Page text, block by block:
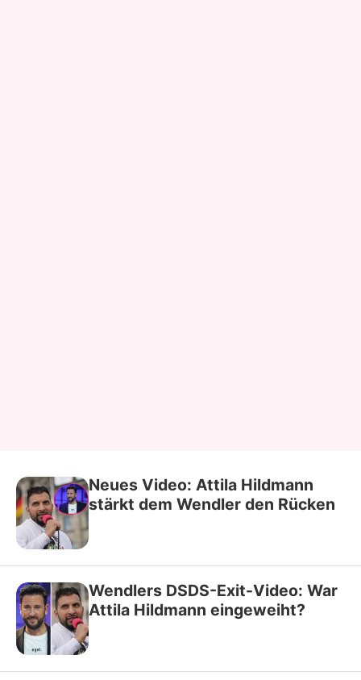
Neues Video: Attila Hildmann
stärkt dem Wendler den Rücken
Wendlers DSDS-Exit-Video: War
Attila Hildmann eingeweiht?